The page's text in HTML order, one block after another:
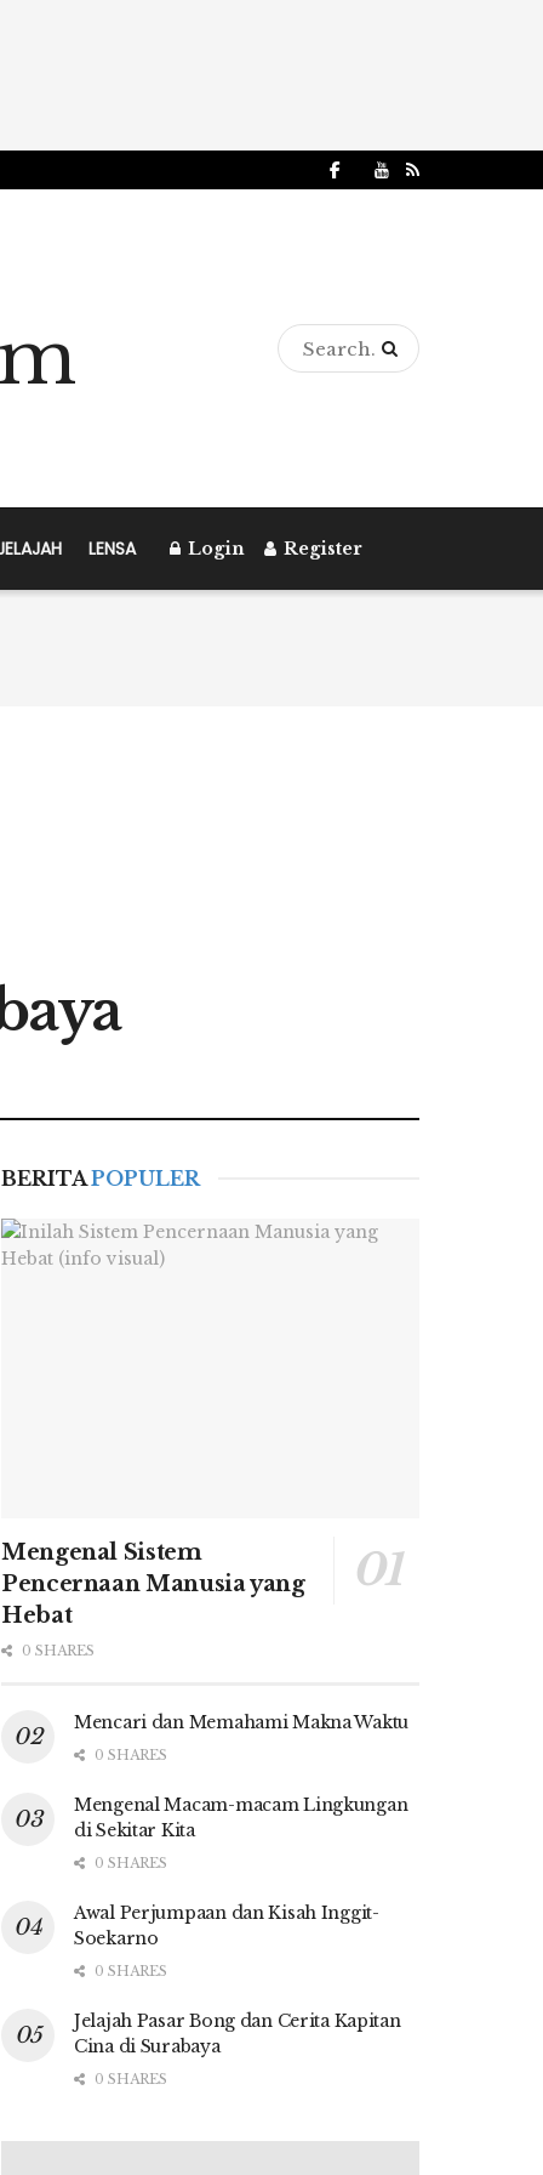
LENSA Login Register
BERITAPOPULER
Mengenal Sistem
Pencernaan Manusia yang
Hebat
0 SHARES
Mencari dan Memahami Makna Waktu
0 SHARES
Mengenal Macam-macam Lingkungan
di Sekitar Kita
0 SHARES
Awal Perjumpaan dan Kisah Inggit-
Soekarno
0 SHARES
Jelajah Pasar Bong dan Cerita Kapitan
Cina di Surabaya
0 SHARES